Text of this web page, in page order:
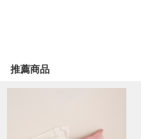
推薦商品